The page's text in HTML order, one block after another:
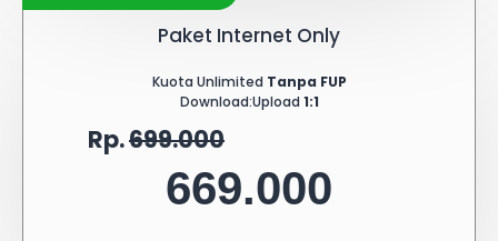
Paket Internet Only
Kuota Unlimited Tanpa FUP
Download:Upload 1:1
Rp.699.000
669.000